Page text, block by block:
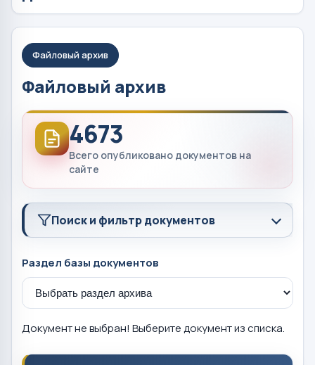
Файловый архив
Файловый архив
4673
Всего опубликовано документов на
сайте
Поиск и фильтр документов
Раздел базы документов
Документ не выбран! Выберите документ из списка.